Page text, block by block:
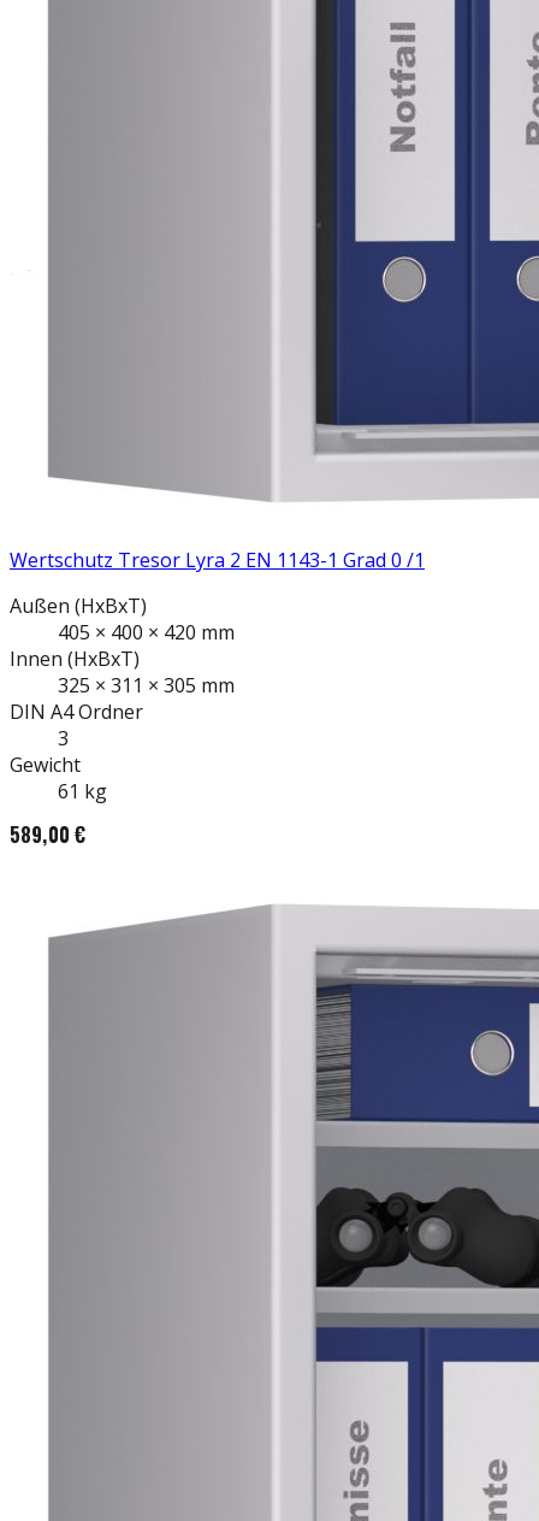
Wertschutz Tresor Lyra 2 EN 1143-1 Grad 0 /1
Außen (HxBxT)
405 × 400 × 420 mm
Innen (HxBxT)
325 × 311 × 305 mm
DIN A4Ordner
3
Gewicht
61 kg
589,00 €